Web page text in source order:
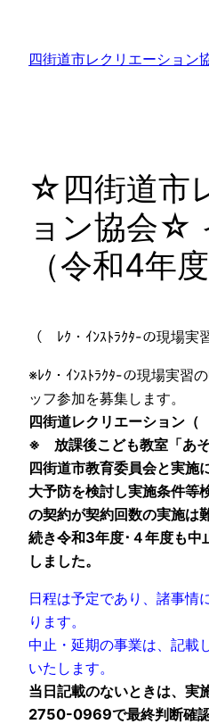
四街道市レクリエーション
☆四街道市
ョン協会☆
（令和4年
（ ﾚｸ・ｲﾝｽﾄﾗｸﾀ-の現場
※ﾚｸ・ｲﾝｽﾄﾗｸﾀ-の現場実習
ッフ参加を募集します。
四街道レクリエーション
※ 放課後こども教室「あそ
四街道市教育委員会と実施
大予防を検討し実施条件等
の契約が契約回数の実施は
続き令和3年度･４年度も中
しました。
日程は予定であり、諸事情
ります。
中止・延期の事業は、 記載
いたします。
当日記載のないときは、実
2750-0969で最終判断確